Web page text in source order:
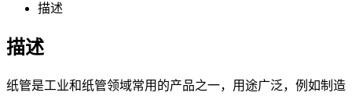
描述
描述
纸管是工业和纸管领域常用的产品之一，用途广泛，例如制造